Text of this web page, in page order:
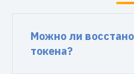
Можно ли
токена?